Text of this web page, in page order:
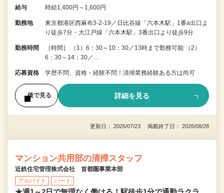
給与 時給1,400円～1,600円
勤務地
東京都港区西麻布3-2-19／日比谷線「六本木駅」1番a出口よ
り徒歩7分・大江戸線「六本木駅」3番出口より徒歩9分
勤務時間
［時間］ （1）6：30～10：30／13時まで勤務可能 （2）
6：30～14：30／…
応募資格 学歴不問、資格・経験不問！清掃業務経験ある方は尚可
後で見る 詳細を見る
更新日： 2026/07/23 掲載終了日： 2026/08/28
マンション共用部の清掃スタッフ
近鉄住宅管理株式会社 首都圏事業本部
アルバイト パート